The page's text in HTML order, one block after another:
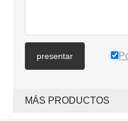
presentar
MÁS PRODUCTOS